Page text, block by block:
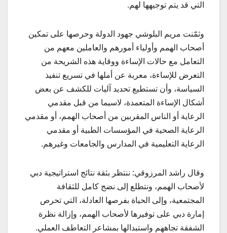
التي قد يتم توجيهها لهم.
وثمّنت مريم البلوشي جهود الدولة وحرصها على تمكين
أصحاب الهمم وأولياء أمورهم والعاملين معهم من
التعامل مع حالات الإساءة ووقاية هذه الشريحة من
التعرض للإساءة، معربة عن أملها في تسريع تنفيذ
السياسة، وأن تستطيع تحديد آليات للكشف عن بعض
أشكال الإساءة المتعمدة، لاسيما من قبل مقدمي
الرعاية أو الناس المقربين من أصحاب الهمم، أو مقدمي
الرعاية الصحية في المؤسسات الطبية أو مقدمي
الرعاية التعليمية في المدارس والجامعات وغيرهم.
وقال راشد المرزوقي: ننتظر بثقة نتائج استراتيجية دبي
لأصحاب الهمم، ونتطلع إلى نضج كامل للثقافة
المجتمعية، وإلى الحياة بفرصها العادلة، التي تحرص
إمارة دبي على توفيرها لأصحاب الهمم، وإزالة نظرة
الشفقة تجاههم واستبدالها بمشاعر التعاطف العملي.